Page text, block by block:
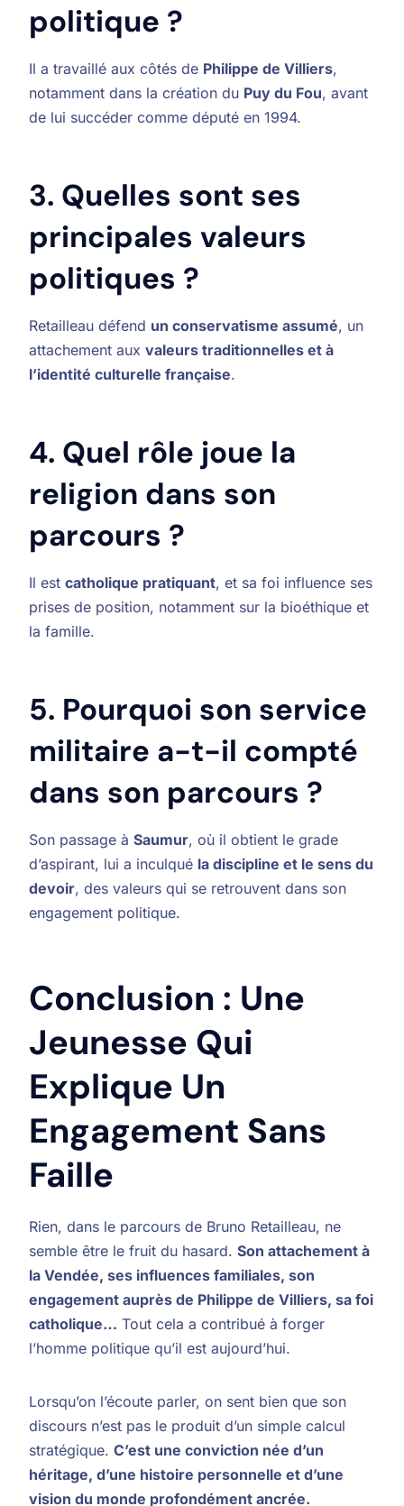
politique ?
Il a travaillé aux côtés de Philippe de Villiers,
notamment dans la création du Puy du Fou, avant
de lui succéder comme député en 1994.
3. Quelles sont ses
principales valeurs
politiques ?
Retailleau défend un conservatisme assumé, un
attachement aux valeurs traditionnelles et à
l’identité culturelle française.
4. Quel rôle joue la
religion dans son
parcours ?
Il est catholique pratiquant, et sa foi influence ses
prises de position, notamment sur la bioéthique et
la famille.
5. Pourquoi son service
militaire a-t-il compté
dans son parcours ?
Son passage à Saumur, où il obtient le grade
d’aspirant, lui a inculqué la discipline et le sens du
devoir, des valeurs qui se retrouvent dans son
engagement politique.
Conclusion : Une
Jeunesse Qui
Explique Un
Engagement Sans
Faille
Rien, dans le parcours de Bruno Retailleau, ne
semble être le fruit du hasard. Son attachement à
la Vendée, ses influences familiales, son
engagement auprès de Philippe de Villiers, sa foi
catholique… Tout cela a contribué à forger
l’homme politique qu’il est aujourd’hui.
Lorsqu’on l’écoute parler, on sent bien que son
discours n’est pas le produit d’un simple calcul
stratégique. C’est une conviction née d’un
héritage, d’une histoire personnelle et d’une
vision du monde profondément ancrée.